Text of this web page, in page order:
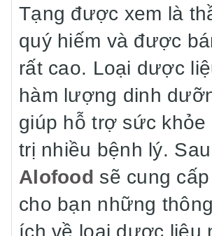
Tạng được xem là
quý hiếm và được
rất cao. Loại dược
hàm lượng dinh
giúp hỗ trợ sức khỏe
trị nhiều bệnh lý.
Alofood sẽ cung
cho bạn những
ích về loại dược liệu